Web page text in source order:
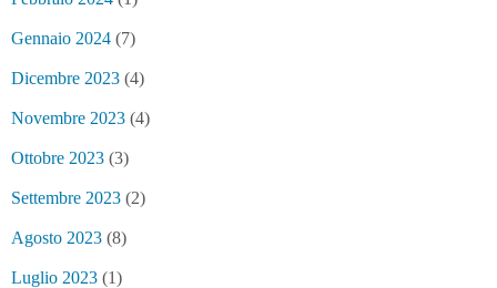
Gennaio 2024 (7)
Dicembre 2023 (4)
Novembre 2023 (4)
Ottobre 2023 (3)
Settembre 2023 (2)
Agosto 2023 (8)
Luglio 2023 (1)